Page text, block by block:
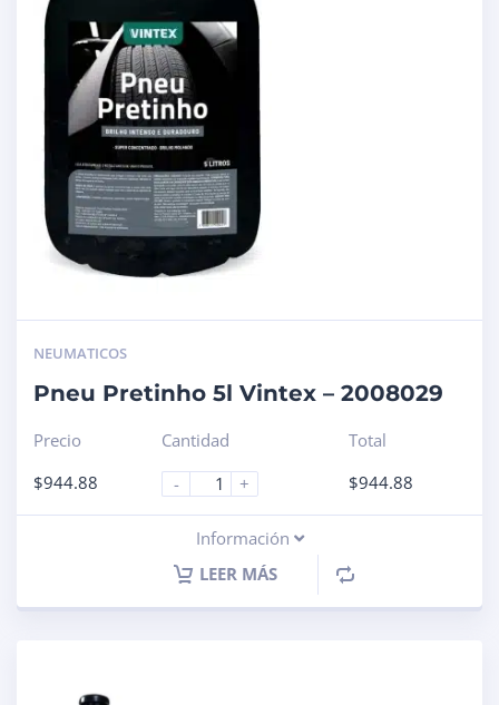
NEUMATICOS
Pneu Pretinho 5l Vintex – 2008029
Precio
$944.88
Cantidad
-
+
Total
$944.88
Información
LEER MÁS